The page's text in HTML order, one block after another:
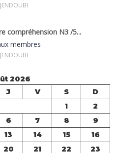
compréhension N3 /5...
membres
2026
J V S
D
1
2
6 7 8
9
13 14 15
16
20 21 22
23